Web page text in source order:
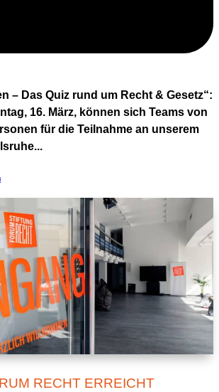
– Das Quiz rund um Recht & Gesetz“:
16. März, können sich Teams von
für die Teilnahme an unserem
RECHT ERREICHT